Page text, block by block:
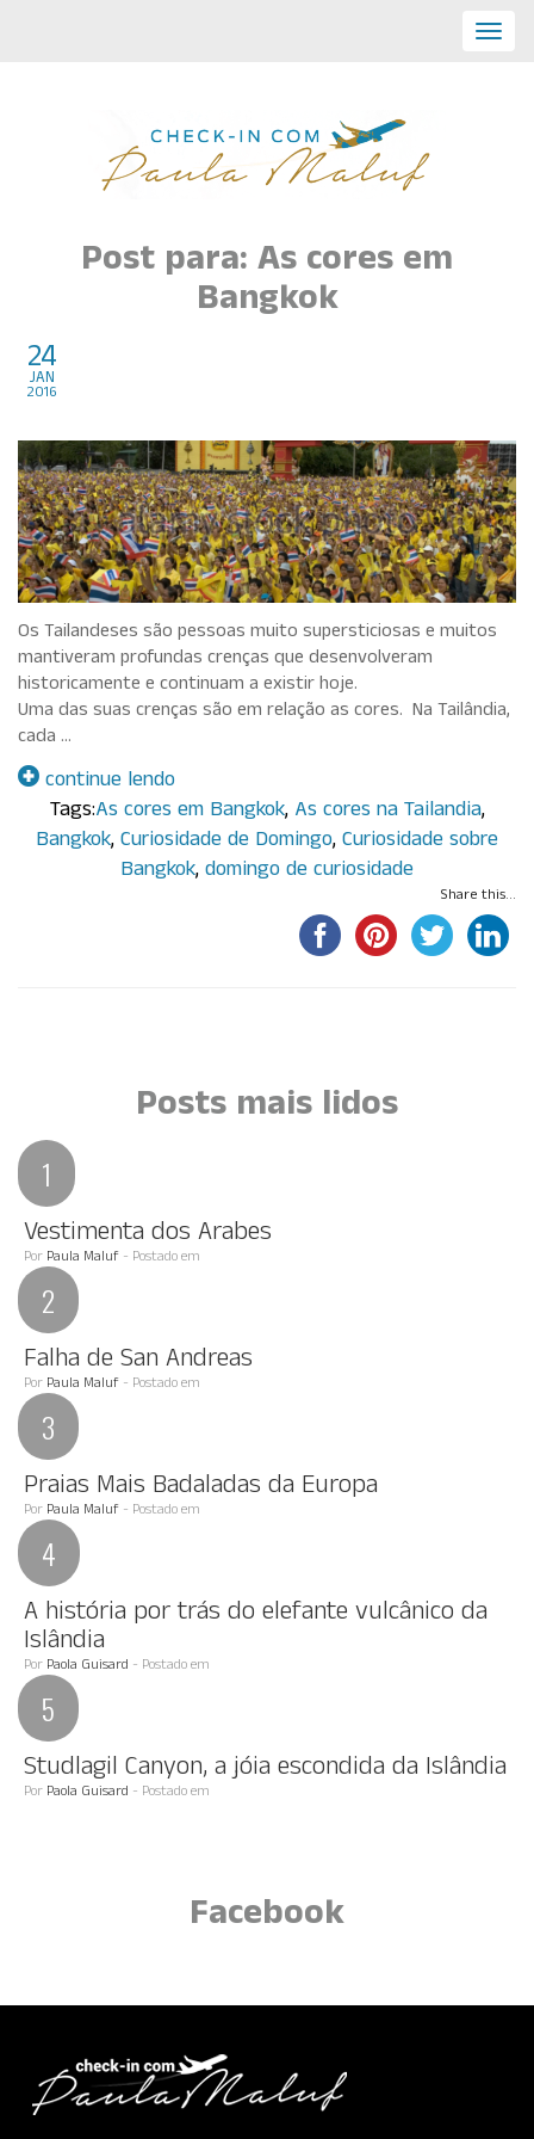
Post para: As cores em
Bangkok
24
jan
2016
Os Tailandeses são pessoas muito supersticiosas e muitos
mantiveram profundas crenças que desenvolveram
historicamente e continuam a existir hoje.
Uma das suas crenças são em relação as cores. Na Tailândia,
cada …
continue lendo
Tags:As cores em Bangkok, As cores na Tailandia,
Bangkok, Curiosidade de Domingo, Curiosidade sobre
Bangkok, domingo de curiosidade
Share this...
Posts mais lidos
Vestimenta dos Arabes
Por Paula Maluf - Postado em
Falha de San Andreas
Por Paula Maluf - Postado em
Praias Mais Badaladas da Europa
Por Paula Maluf - Postado em
A história por trás do elefante vulcânico da
Islândia
Por Paola Guisard - Postado em
Studlagil Canyon, a jóia escondida da Islândia
Por Paola Guisard - Postado em
Facebook